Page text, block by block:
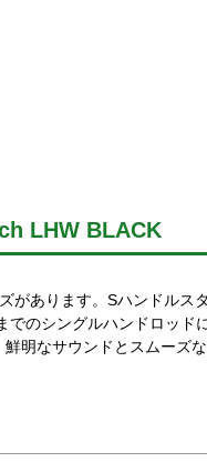
LHW BLACK
があります。Sハンドルス
でのシングルハンドロッド
明なサウンドとスムーズ